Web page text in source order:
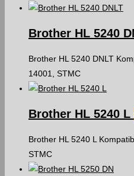
Brother HL 5240
Brother HL 5240 DNLT
14001, STMC
Brother HL 5240 L
Brother HL 5240 L
STMC